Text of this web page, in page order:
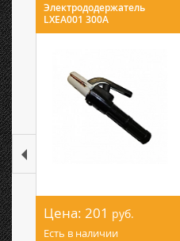
Электрододержатель
LXEA001 300А
Цена: 201 руб.
Есть в наличии